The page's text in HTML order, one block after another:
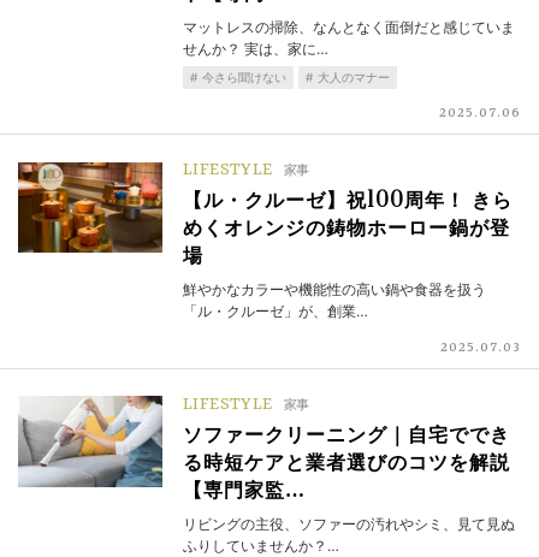
マットレスの掃除、なんとなく面倒だと感じていま
せんか？ 実は、家に…
今さら聞けない 大人のマナー
2025.07.06
LIFESTYLE 家事
【ル・クルーゼ】祝100周年！ きら
めくオレンジの鋳物ホーロー鍋が登
場
鮮やかなカラーや機能性の高い鍋や食器を扱う
「ル・クルーゼ」が、創業…
2025.07.03
LIFESTYLE 家事
ソファークリーニング｜自宅ででき
る時短ケアと業者選びのコツを解説
【専門家監…
リビングの主役、ソファーの汚れやシミ、見て見ぬ
ふりしていませんか？…